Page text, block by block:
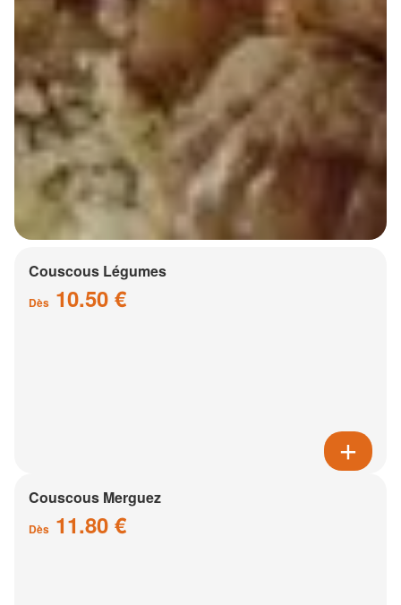
Couscous Légumes
Dès 10.50 €
Couscous Merguez
Dès 11.80 €